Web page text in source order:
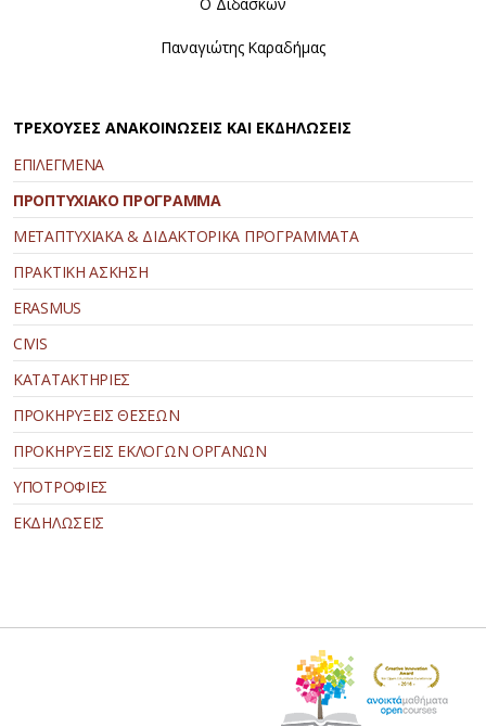
Ο Διδάσκων
Παναγιώτης Καραδήμας
ΤΡΕΧΟΥΣΕΣ ΑΝΑΚΟΙΝΩΣΕΙΣ ΚΑΙ ΕΚΔΗΛΩΣΕΙΣ
ΕΠΙΛΕΓΜΕΝΑ
ΠΡΟΠΤΥΧΙΑΚΟ ΠΡΟΓΡΑΜΜΑ
ΜΕΤΑΠΤΥΧΙΑΚΑ & ΔΙΔΑΚΤΟΡΙΚΑ ΠΡΟΓΡΑΜΜΑΤΑ
ΠΡΑΚΤΙΚΗ ΑΣΚΗΣΗ
ERASMUS
CIVIS
ΚΑΤΑΤΑΚΤΗΡΙΕΣ
ΠΡΟΚΗΡΥΞΕΙΣ ΘΕΣΕΩΝ
ΠΡΟΚΗΡΥΞΕΙΣ ΕΚΛΟΓΩΝ ΟΡΓΑΝΩΝ
ΥΠΟΤΡΟΦΙΕΣ
ΕΚΔΗΛΩΣΕΙΣ